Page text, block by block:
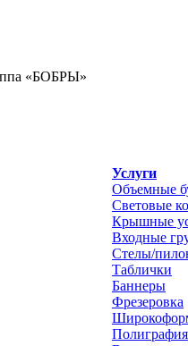
«БОБРЫ»
Услуги
Объемные
Световые
Крышные
Входные
Стелы/
Таблички
Баннеры
Фрезеровка
Полиграфия